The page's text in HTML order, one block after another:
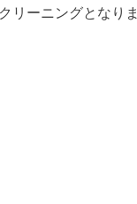
リーニングとなりま